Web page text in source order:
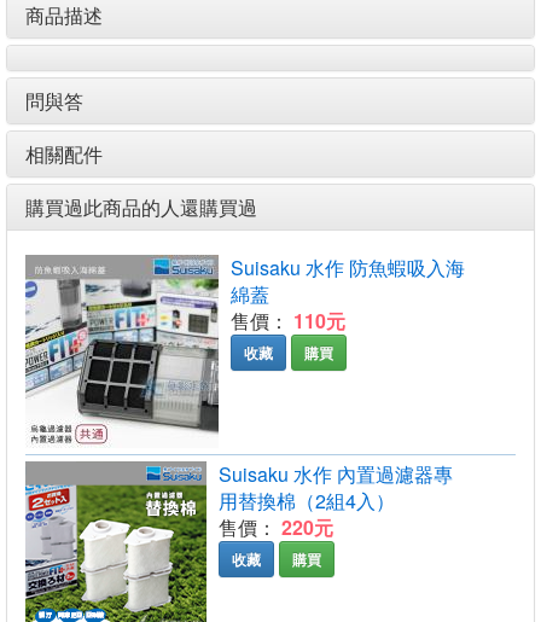
商品描述
問與答
相關配件
購買過此商品的人還購買過
Suisaku 水作 防魚蝦吸入海
綿蓋
售價： 110元
收藏 購買
Suisaku 水作 內置過濾器專
用替換棉（2組4入）
售價： 220元
收藏 購買